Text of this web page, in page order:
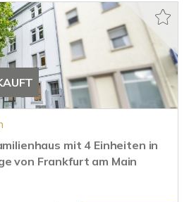
mit 4 Einheiten in
von Frankfurt am Main